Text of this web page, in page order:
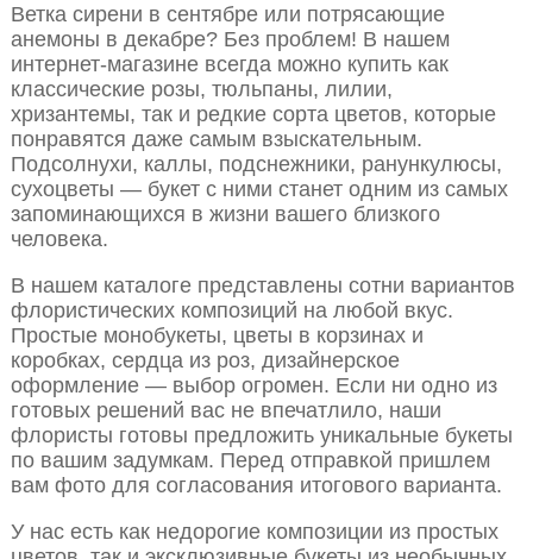
Ветка сирени в сентябре или потрясающие
анемоны в декабре? Без проблем! В нашем
интернет-магазине всегда можно купить как
классические розы, тюльпаны, лилии,
хризантемы, так и редкие сорта цветов, которые
понравятся даже самым взыскательным.
Подсолнухи, каллы, подснежники, ранункулюсы,
сухоцветы — букет с ними станет одним из самых
запоминающихся в жизни вашего близкого
человека.
В нашем каталоге представлены сотни вариантов
флористических композиций на любой вкус.
Простые монобукеты, цветы в корзинах и
коробках, сердца из роз, дизайнерское
оформление — выбор огромен. Если ни одно из
готовых решений вас не впечатлило, наши
флористы готовы предложить уникальные букеты
по вашим задумкам. Перед отправкой пришлем
вам фото для согласования итогового варианта.
У нас есть как недорогие композиции из простых